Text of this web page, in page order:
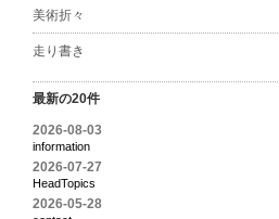
美術折々
走り書き
最新の20件
2026-08-03
information
2026-07-27
HeadTopics
2026-05-28